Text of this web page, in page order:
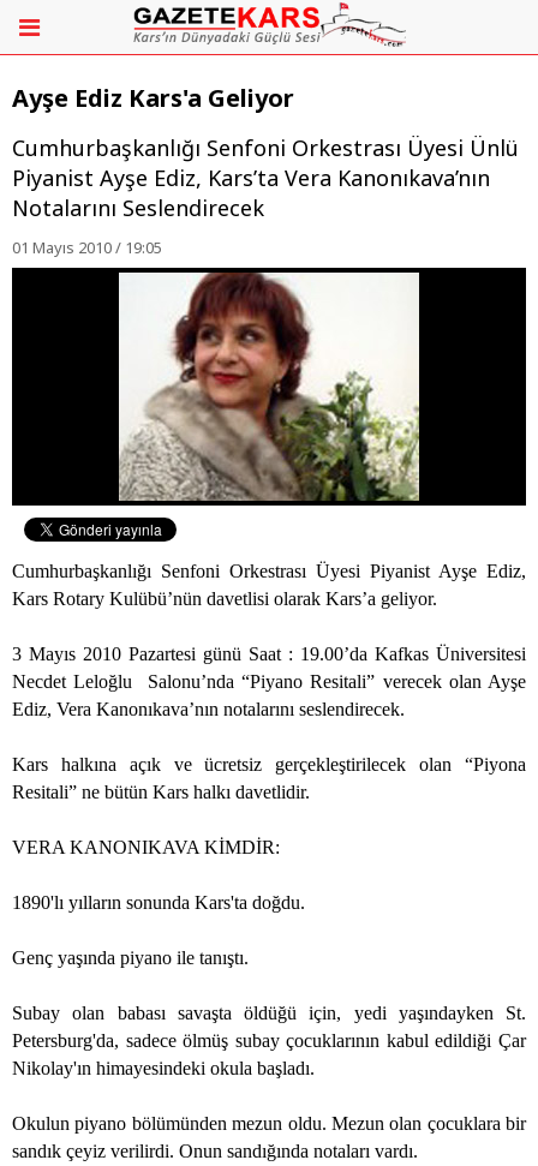
Ayşe Ediz Kars'a Geliyor
Cumhurbaşkanlığı Senfoni Orkestrası Üyesi Ünlü
Piyanist Ayşe Ediz, Kars’ta Vera Kanonıkava’nın
Notalarını Seslendirecek
01 Mayıs 2010 / 19:05
Cumhurbaşkanlığı Senfoni Orkestrası Üyesi Piyanist Ayşe Ediz,
Kars Rotary Kulübü’nün davetlisi olarak Kars’a geliyor.
3 Mayıs 2010 Pazartesi günü Saat : 19.00’da Kafkas Üniversitesi
Necdet Leloğlu
Salonu’nda “Piyano Resitali” verecek olan Ayşe
Ediz, Vera Kanonıkava’nın notalarını seslendirecek.
Kars halkına açık ve ücretsiz gerçekleştirilecek olan “Piyona
Resitali” ne bütün Kars halkı davetlidir.
VERA KANONIKAVA KİMDİR:
1890'lı yılların sonunda Kars'ta doğdu.
Genç yaşında piyano ile tanıştı.
Subay olan babası savaşta öldüğü için, yedi yaşındayken St.
Petersburg'da, sadece ölmüş subay çocuklarının kabul edildiği Çar
Nikolay'ın himayesindeki okula başladı.
Okulun piyano bölümünden mezun oldu. Mezun olan çocuklara bir
sandık çeyiz verilirdi. Onun sandığında notaları vardı.